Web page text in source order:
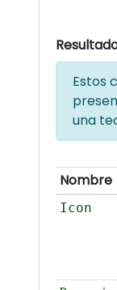
Estos
una
Nombre
Icon